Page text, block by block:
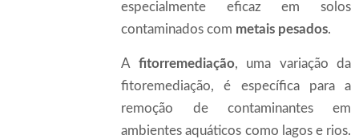
especialmente eficaz em solos
contaminados com metais pesados.
A fitorremediação, uma variação da
fitoremediação, é específica para a
remoção de contaminantes em
ambientes aquáticos como lagos e rios.